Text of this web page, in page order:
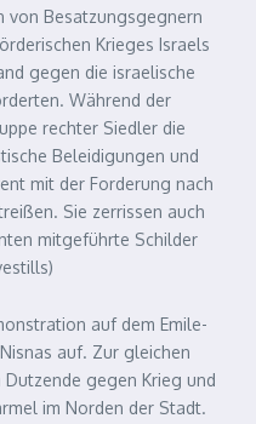
von Besatzungsgegnern
Krieges Israels
gegen die israelische
Während der
rechter Siedler die
Beleidigungen und
mit der Forderung nach
Sie zerrissen auch
mitgeführte Schilder
auf dem Emile-
auf. Zur gleichen
gegen Krieg und
im Norden der Stadt.